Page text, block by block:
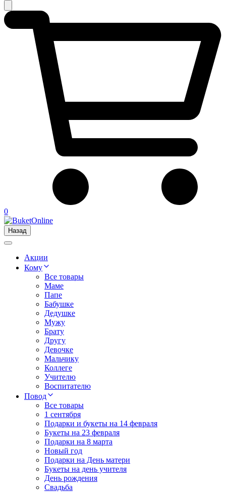
0
Назад
Акции
Кому
Все товары
Маме
Папе
Бабушке
Дедушке
Мужу
Брату
Другу
Девочке
Мальчику
Коллеге
Учителю
Воспитателю
Повод
Все товары
1 сентября
Подарки и букеты на 14 февраля
Букеты на 23 февраля
Подарки на 8 марта
Новый год
Подарки на День матери
Букеты на день учителя
День рождения
Свадьба